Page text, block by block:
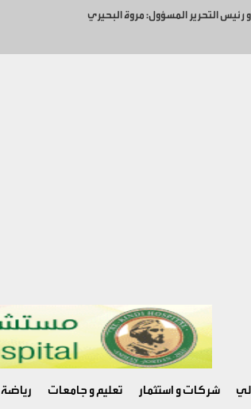
رئيس التحرير المسؤول: مروة البحيري
شركات و استثمار تعليم و جامعات رياضة